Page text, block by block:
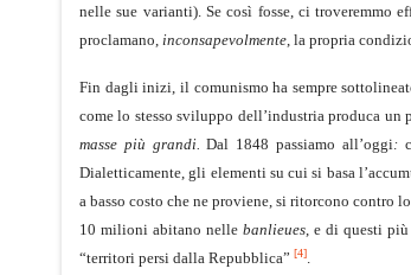
nelle sue varianti). Se così fosse, ci troveremmo
proclamano, inconsapevolmente , la propria
Fin dagli inizi, il comunismo ha sempre
come lo stesso sviluppo dell’industria produca un
masse più grandi.Dal 1848 passiamo all’oggi :
Dialetticamente, gli elementi su cui si basa
a basso costo che ne proviene, si ritorcono contro
10 milioni abitano nelle banlieues , e di questi
“territori persi dalla Repubblica” [4]